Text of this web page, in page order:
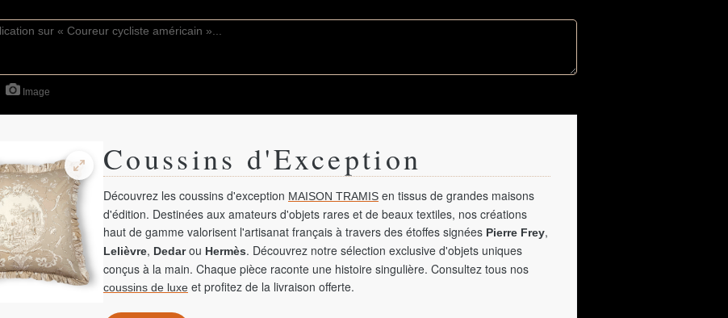
Image
Coussins d'Exception
Découvrez les coussins d'exception MAISON TRAMIS en tissus de grandes maisons
d'édition. Destinées aux amateurs d'objets rares et de beaux textiles, nos créations
haut de gamme valorisent l'artisanat français à travers des étoffes signées Pierre Frey,
Lelièvre, Dedarou Hermès. Découvrez notre sélection exclusive d'objets uniques
conçus à la main. Chaque pièce raconte une histoire singulière. Consultez tous nos
coussins de luxe et profitez de la livraison offerte.